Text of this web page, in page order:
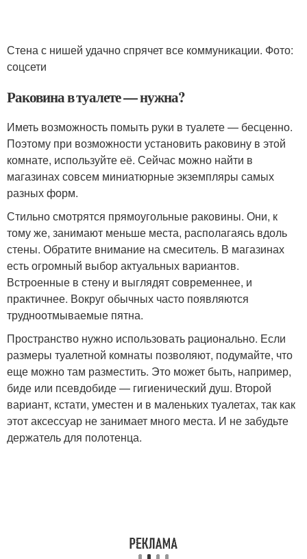
Стена с нишей удачно спрячет все коммуникации. Фото:
соцсети
Раковина в туалете — нужна?
Иметь возможность помыть руки в туалете — бесценно.
Поэтому при возможности установить раковину в этой
комнате, используйте её. Сейчас можно найти в
магазинах совсем миниатюрные экземпляры самых
разных форм.
Стильно смотрятся прямоугольные раковины. Они, к
тому же, занимают меньше места, располагаясь вдоль
стены. Обратите внимание на смеситель. В магазинах
есть огромный выбор актуальных вариантов.
Встроенные в стену и выглядят современнее, и
практичнее. Вокруг обычных часто появляются
трудноотмываемые пятна.
Пространство нужно использовать рационально. Если
размеры туалетной комнаты позволяют, подумайте, что
еще можно там разместить. Это может быть, например,
биде или псевдобиде — гигиенический душ. Второй
вариант, кстати, уместен и в маленьких туалетах, так как
этот аксессуар не занимает много места. И не забудьте
держатель для полотенца.